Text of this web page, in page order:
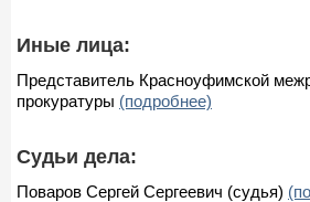
Иные лица:
Представитель Красноуфимской
прокуратуры (подробнее)
Судьи дела:
Поваров Сергей Сергеевич (судья)